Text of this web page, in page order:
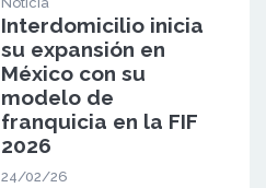
Interdomicilio inicia
su expansión en
México con su
modelo de
franquicia en la FIF
2026
24/02/26